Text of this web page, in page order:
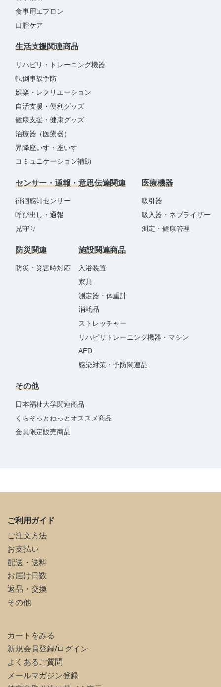
食事用エプロン
口腔ケア
生活支援関連商品
リハビリ・トレーニング機器
転倒事故予防
娯楽・レクリエーション
自活支援・便利グッズ
健康支援・健康グッズ
治療器（医療器）
昇降座いす・座いす
コミュニケーション補助
センサー・通報・意思伝達関連
徘徊感知センサー
呼び出し・通報
見守り
医療機器
吸引器
吸入器・ネブライザー
測定・健康管理
防災関連
防災・災害時対応
施設関連商品
入浴装置
家具
測定器・体重計
消耗品
ストレッチャー
リハビリトレーニング機器・マシン
AED
感染対策・予防関連品
その他
日本福祉大学関連商品
くらそっとねっとオススメ商品
会員限定販売商品
ご利用ガイド
ご注文方法
お支払い
配送・送料
お届け日数
返品・交換
その他
カートをみる
新規会員登録/ログイン
よくあるご質問
メールマガジン登録